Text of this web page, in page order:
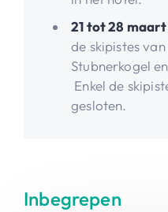
21 tot 28
de skipistes
Stubnerkogel
Enkel de
gesloten.
Inbegrepen